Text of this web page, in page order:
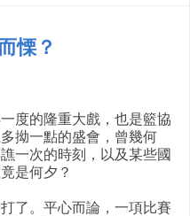
慄？
度的隆重大戲，也是籃協
拗一點的盛會，曾幾何
一次的時刻，以及某些國
是何夕？
了。平心而論，一項比賽